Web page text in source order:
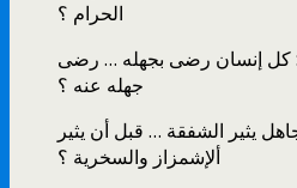
الحرام ؟
: كل إنسان رضى بجهله … رضى
جهله عنه ؟
يثير الشفقة … قبل أن يثير
ألإشمزاز والسخرية ؟